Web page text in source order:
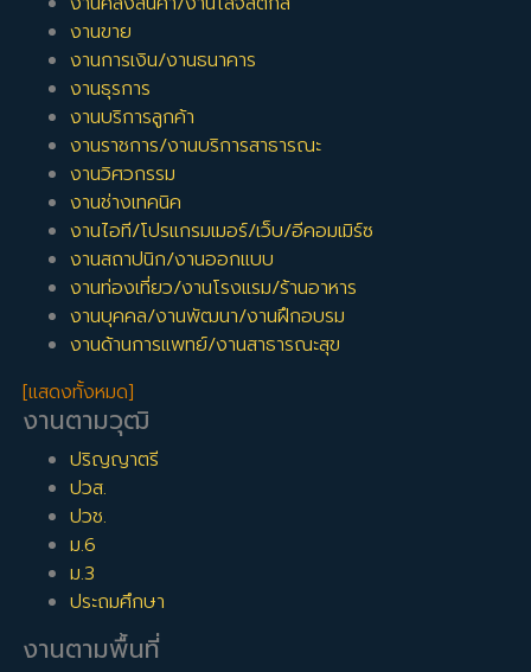
งานขาย
งานการเงิน/งานธนาคาร
งานธุรการ
งานบริการลูกค้า
งานราชการ/งานบริการสาธารณะ
งานวิศวกรรม
งานช่างเทคนิค
งานไอที/โปรแกรมเมอร์/เว็บ/อีคอมเมิร์ซ
งานสถาปนิก/งานออกแบบ
งานท่องเที่ยว/งานโรงแรม/ร้านอาหาร
งานบุคคล/งานพัฒนา/งานฝึกอบรม
งานด้านการแพทย์/งานสาธารณะสุข
[แสดงทั้งหมด]
งานตามวุฒิ
ปริญญาตรี
ปวส.
ปวช.
ม.6
ม.3
ประถมศึกษา
งานตามพื้นที่